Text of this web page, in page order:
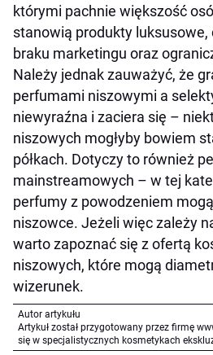
którymi pachnie większość
stanowią produkty
braku marketingu oraz
Należy jednak zauważyć, że
perfumami niszowymi a
niewyraźna i zaciera się –
niszowych mogłyby bowiem
półkach. Dotyczy to również
mainstreamowych – w tej
perfumy z powodzeniem
niszowce. Jeżeli więc zależy
warto zapoznać się z ofertą
niszowych, które mogą
wizerunek.
Autor artykułu
Artykuł został przygotowany przez firmę
się w specjalistycznych kosmetykach